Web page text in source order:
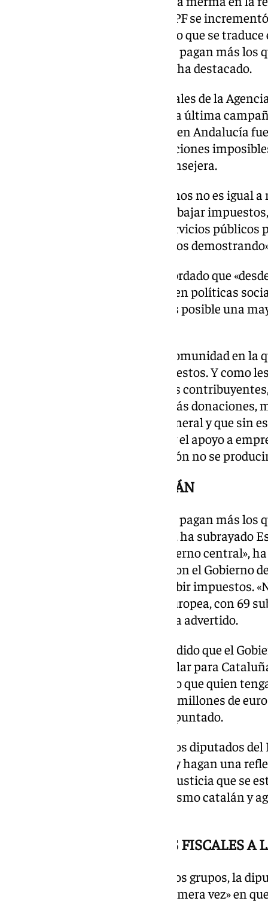
conjunto la recaudación por IRPF se
10,7% respecto al año anterior, lo que se
«Con nuestra política tributaria pagan más los
más, los que más lo necesitan», ha destacado.
Además, según datos provisionales de la
Tributaria de los resultados de la última
deducciones en el IRPF de 2022 en Andalucía
«La política fiscal no va de ecuaciones
ideológicos», ha recordado la consejera.
«Bajar impuestos a los ciudadanos no es igual
servicios públicos. Al contrario, bajar
puede ser igual a mejorar los servicios públicos
nuestra ecuación y así lo estamos
En este sentido, España ha recordado que
gasto sanitario un 44%, un 35% en políticas
Con menos impuestos, sí que es posible una
«Andalucía hoy es la segunda Comunidad en
autónomos pagan menos impuestos. Y como
dejar ese dinero en manos de los
más contribuyentes en IRPF; más
más actividad económica en general y que sin
simplificación administrativa y el apoyo a
incremento global de recaudación no se
CRÍTICAS AL CUPO CATALÁN
«Con nuestra política tributaria pagan más los
más, los que más lo necesitan»;, ha subrayado
política fiscal que aplica el Gobierno central»,
tiempo que ha recordado que «con el Gobierno
convertido en el país líder en subir impuestos.
17,8% por encima de la media europea, con 69
de Sánchez que nos asfixian», ha advertido.
Al respecto, la consejera ha añadido que el
aprobar una financiación singular para
de la renta y la riqueza, haciendo que quien
Mientras, aquí nos faltan 1.500 millones de
deslealtad con Andalucía», ha apuntado.
En este sentido, y en alusión a los diputados
que «defiendan a los andaluces y hagan una
para otro lado. Denuncien la injusticia que se
para privilegiar al independentismo catalán y
PSOE-A: «HACEN REGALOS FISCALES
En el turno de intervención de los grupos, la
la atención sobre que sea «la primera vez» en